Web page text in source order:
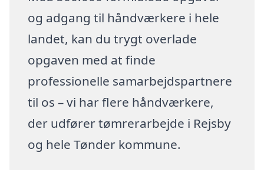
og adgang til håndværkere i hele
landet, kan du trygt overlade
opgaven med at finde
professionelle samarbejdspartnere
til os – vi har flere håndværkere,
der udfører tømrerarbejde i Rejsby
og hele Tønder kommune.